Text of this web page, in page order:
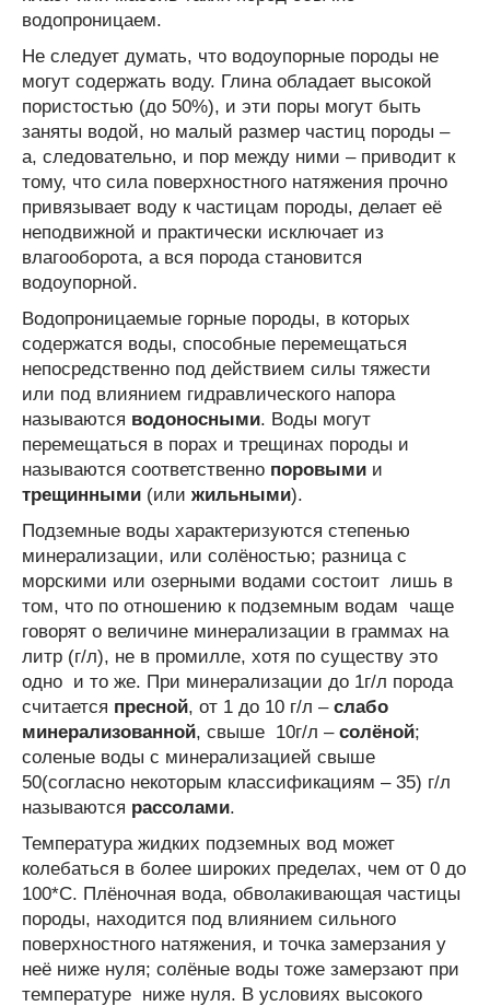
водопроницаем.
Не следует думать, что водоупорные породы не
могут содержать воду. Глина обладает высокой
пористостью (до 50%), и эти поры могут быть
заняты водой, но малый размер частиц породы –
а, следовательно, и пор между ними – приводит к
тому, что сила поверхностного натяжения прочно
привязывает воду к частицам породы, делает её
неподвижной и практически исключает из
влагооборота, а вся порода становится
водоупорной.
Водопроницаемые горные породы, в которых
содержатся воды, способные перемещаться
непосредственно под действием силы тяжести
или под влиянием гидравлического напора
называются водоносными. Воды могут
перемещаться в порах и трещинах породы и
называются соответственно поровыми и
трещинными (или жильными).
Подземные воды характеризуются степенью
минерализации, или солёностью; разница с
морскими или озерными водами состоит лишь в
том, что по отношению к подземным водам чаще
говорят о величине минерализации в граммах на
литр (г/л), не в промилле, хотя по существу это
одно и то же. При минерализации до 1г/л порода
считается пресной, от 1 до 10 г/л – слабо
минерализованной, свыше 10г/л – солёной;
соленые воды с минерализацией свыше
50(согласно некоторым классификациям – 35) г/л
называются рассолами.
Температура жидких подземных вод может
колебаться в более широких пределах, чем от 0 до
100*С. Плёночная вода, обволакивающая частицы
породы, находится под влиянием сильного
поверхностного натяжения, и точка замерзания у
неё ниже нуля; солёные воды тоже замерзают при
температуре ниже нуля. В условиях высокого